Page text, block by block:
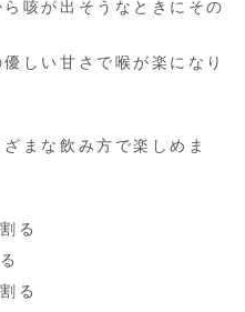
咳が出そうなときにその
しい甘さで喉が楽になり
まな飲み方で楽しめま
る
る